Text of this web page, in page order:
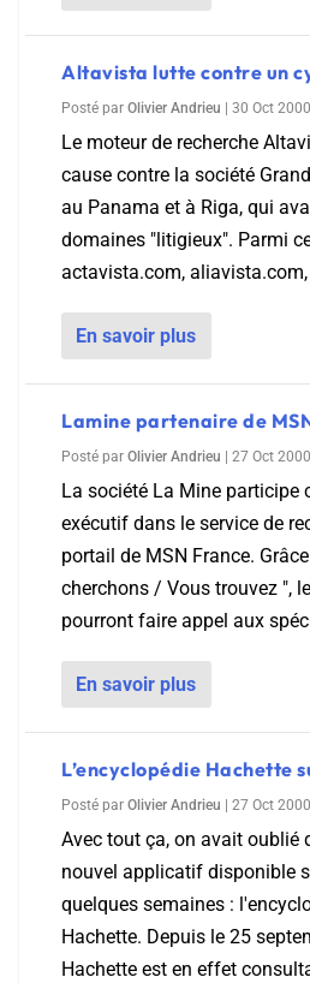
Altavista lutte contre un
Posté par Olivier Andrieu 30 Oct 2000
Le moteur de recherche
cause contre la société
au Panama et à Riga, qui
domaines "litigieux". Parmi
actavista.com,
En savoir plus
Lamine partenaire de
Posté par Olivier Andrieu 27 Oct 2000
La société La Mine participe
exécutif dans le service de
portail de MSN France.
cherchons / Vous trouvez ",
pourront faire appel aux
En savoir plus
L’encyclopédie Hachette
Posté par Olivier Andrieu 27 Oct 2000
Avec tout ça, on avait oublié
nouvel applicatif disponible
quelques semaines :
Hachette. Depuis le 25
Hachette est en effet